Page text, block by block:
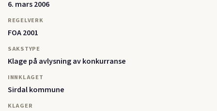
6. mars 2006
REGELVERK
FOA 2001
SAKSTYPE
Klage på avlysning av konkurranse
INNKLAGET
Sirdal kommune
KLAGER